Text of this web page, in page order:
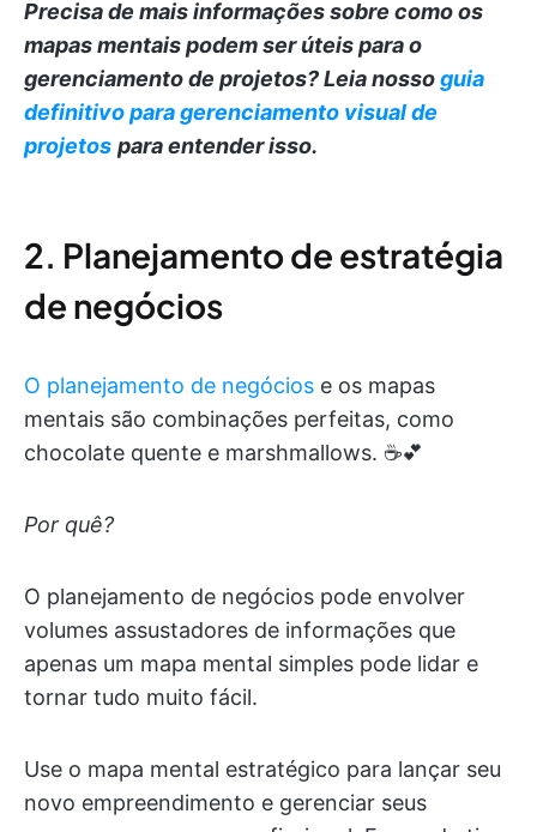
Precisa de mais informações sobre como os
mapas mentais podem ser úteis para o
gerenciamento de projetos?Leia nossoguia
definitivo para gerenciamento visual de
projetos para entender isso.
2. Planejamento de estratégia
de negócios
O planejamento de negócios e os mapas
mentais são combinações perfeitas, como
chocolate quente e marshmallows. ☕️💕
Por quê?
O planejamento de negócios pode envolver
volumes assustadores de informações que
apenas um mapa mental simples pode lidar e
tornar tudo muito fácil.
Use o mapa mental estratégico para lançar seu
novo empreendimento e gerenciar seus